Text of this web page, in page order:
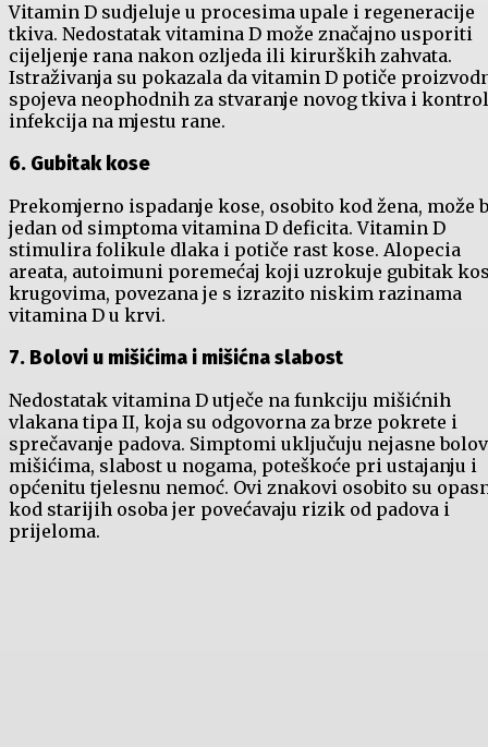
Vitamin D sudjeluje u procesima upale i regeneracije
tkiva. Nedostatak vitamina D može značajno usporiti
cijeljenje rana nakon ozljeda ili kirurških zahvata.
Istraživanja su pokazala da vitamin D potiče
spojeva neophodnih za stvaranje novog tkiva i
infekcija na mjestu rane.
6. Gubitak kose
Prekomjerno ispadanje kose, osobito kod žena, može
jedan od simptoma vitamina D deficita. Vitamin D
stimulira folikule dlaka i potiče rast kose. Alopecia
areata, autoimuni poremećaj koji uzrokuje gubitak
krugovima, povezana je s izrazito niskim razinama
vitamina D u krvi.
7. Bolovi u mišićima i mišićna slabost
Nedostatak vitamina D utječe na funkciju mišićnih
vlakana tipa II, koja su odgovorna za brze pokrete i
sprečavanje padova. Simptomi uključuju nejasne
mišićima, slabost u nogama, poteškoće pri ustajanju i
općenitu tjelesnu nemoć. Ovi znakovi osobito su
kod starijih osoba jer povećavaju rizik od padova i
prijeloma.